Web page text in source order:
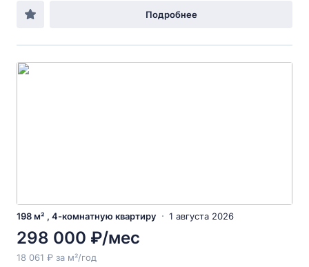
Подробнее
198 м² , 4-комнатную квартиру 1 августа 2026
298 000 ₽/мес
18 061 ₽ за м²/год